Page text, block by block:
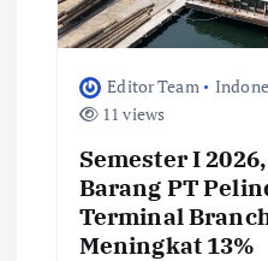
n
Editor Team
11 views
Semester I
Barang PT
Terminal
Meningkat 13%